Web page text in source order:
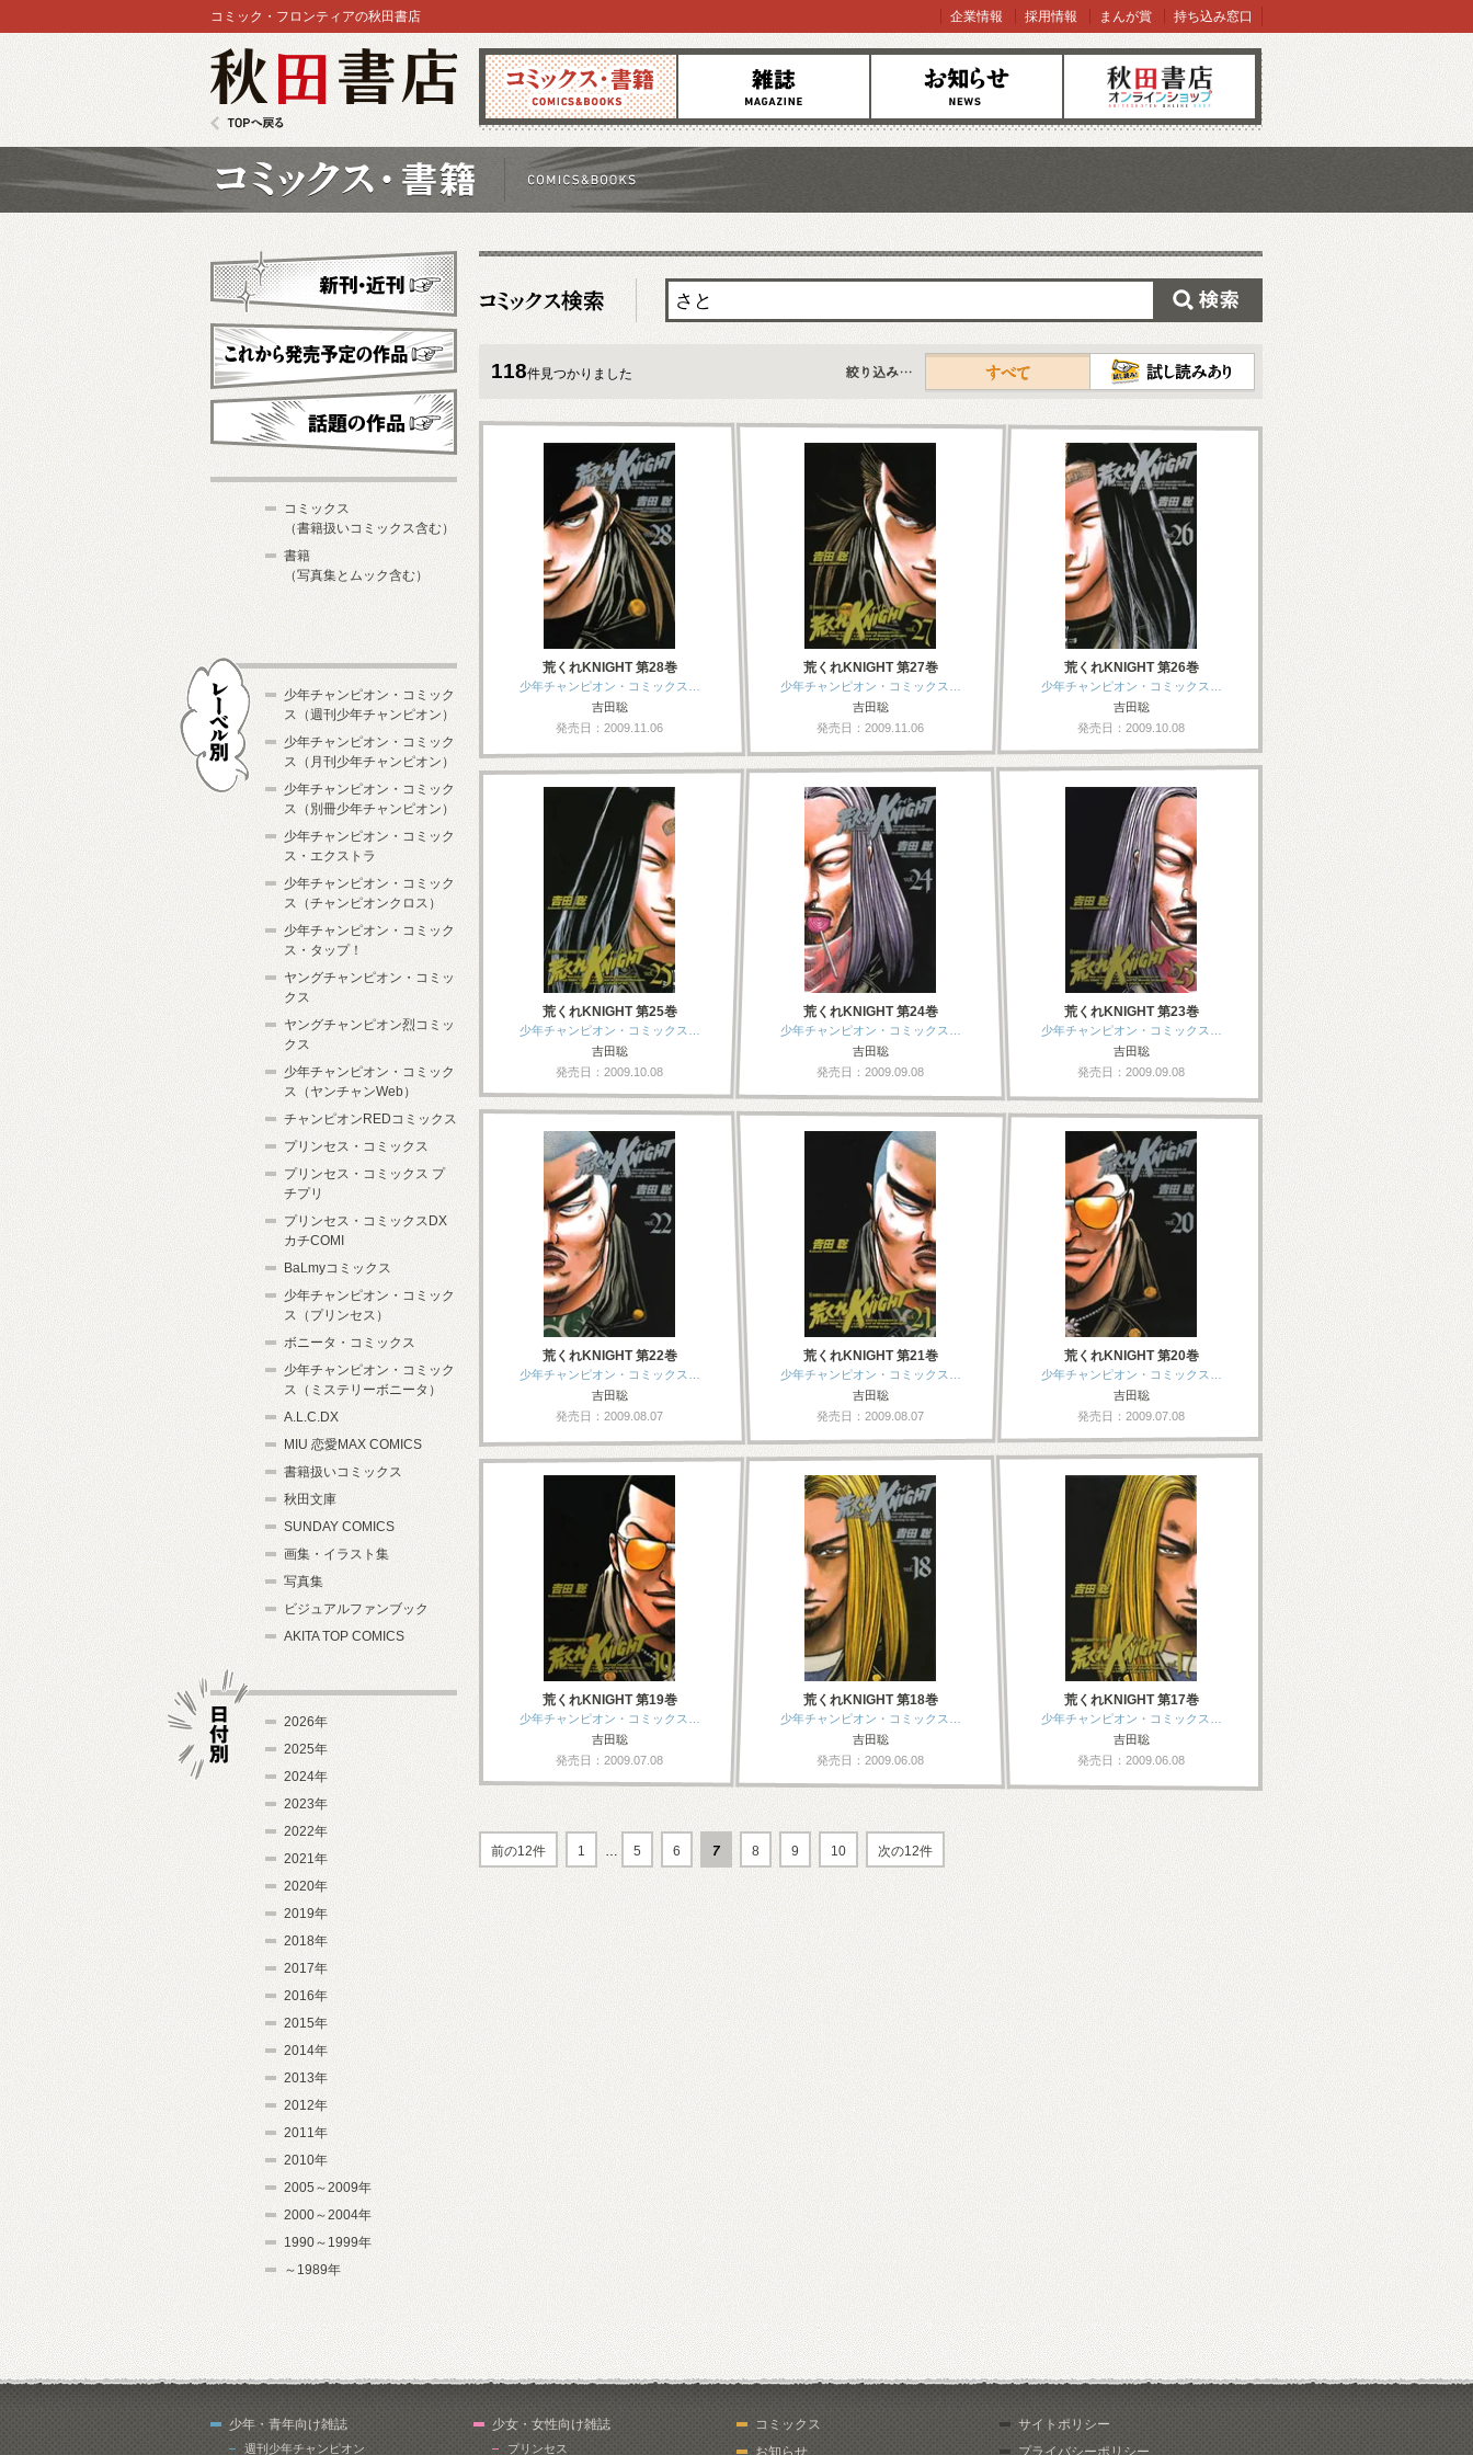
コミックス 雑誌 お知らせ オンラインショップ
コミック・フロンティアの秋田書店 企業情報 採用情報 まんが賞 持ち込み窓口
118件見つかりました
すべて
荒くれKNIGHT 第28巻
少年チャンピオン・コミックス…
吉田聡
発売日：2009.11.06
荒くれKNIGHT 第27巻
少年チャンピオン・コミックス…
吉田聡
発売日：2009.11.06
荒くれKNIGHT 第26巻
少年チャンピオン・コミックス…
吉田聡
発売日：2009.10.08
荒くれKNIGHT 第25巻
少年チャンピオン・コミックス…
吉田聡
発売日：2009.10.08
荒くれKNIGHT 第24巻
少年チャンピオン・コミックス…
吉田聡
発売日：2009.09.08
荒くれKNIGHT 第23巻
少年チャンピオン・コミックス…
吉田聡
発売日：2009.09.08
荒くれKNIGHT 第22巻
少年チャンピオン・コミックス…
吉田聡
発売日：2009.08.07
荒くれKNIGHT 第21巻
少年チャンピオン・コミックス…
吉田聡
発売日：2009.08.07
荒くれKNIGHT 第20巻
少年チャンピオン・コミックス…
吉田聡
発売日：2009.07.08
荒くれKNIGHT 第19巻
少年チャンピオン・コミックス…
吉田聡
発売日：2009.07.08
荒くれKNIGHT 第18巻
少年チャンピオン・コミックス…
吉田聡
発売日：2009.06.08
荒くれKNIGHT 第17巻
少年チャンピオン・コミックス…
吉田聡
発売日：2009.06.08
前の12件 1 … 5 6 7 8 9 10 次の12件
新刊・近刊
これから発売予定
コミックス
（書籍扱いコミックス含む）
書籍
（写真集とムック含む）
少年チャンピオン・コミック
ス（週刊少年チャンピオン）
少年チャンピオン・コミック
ス（月刊少年チャンピオン）
少年チャンピオン・コミック
ス（別冊少年チャンピオン）
少年チャンピオン・コミック
ス・エクストラ
少年チャンピオン・コミック
ス（チャンピオンクロス）
少年チャンピオン・コミック
ス・タップ！
ヤングチャンピオン・コミッ
クス
ヤングチャンピオン烈コミッ
クス
少年チャンピオン・コミック
ス（ヤンチャンWeb）
チャンピオンREDコミックス
プリンセス・コミックス
プリンセス・コミックス プ
チプリ
プリンセス・コミックスDX
カチCOMI
BaLmyコミックス
少年チャンピオン・コミック
ス（プリンセス）
ボニータ・コミックス
少年チャンピオン・コミック
ス（ミステリーボニータ）
A.L.C.DX
MIU 恋愛MAX COMICS
書籍扱いコミックス
秋田文庫
SUNDAY COMICS
画集・イラスト集
写真集
ビジュアルファンブック
AKITA TOP COMICS
2026年
2025年
2024年
2023年
2022年
2021年
2020年
2019年
2018年
2017年
2016年
2015年
2014年
2013年
2012年
2011年
2010年
2005～2009年
2000～2004年
1990～1999年
～1989年
少年・青年向け雑誌
週刊少年チャンピオン
少女・女性向け雑誌
プリンセス
コミックス
お知らせ
サイトポリシー
プライバシーポリシー